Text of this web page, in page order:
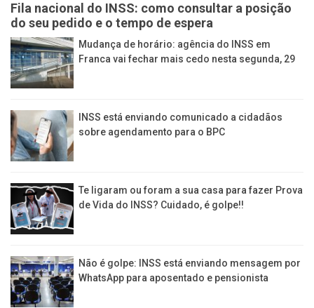
Fila nacional do INSS: como consultar a posição
do seu pedido e o tempo de espera
Mudança de horário: agência do INSS em
Franca vai fechar mais cedo nesta segunda, 29
INSS está enviando comunicado a cidadãos
sobre agendamento para o BPC
Te ligaram ou foram a sua casa para fazer Prova
de Vida do INSS? Cuidado, é golpe!!
Não é golpe: INSS está enviando mensagem por
WhatsApp para aposentado e pensionista